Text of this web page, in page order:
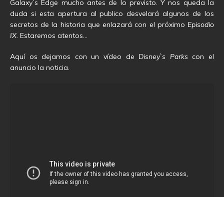
Galaxy`s Edge mucho antes de lo previsto. Y nos queda la
duda si esta apertura al publico desvelará algunos de los
secretos de la historia que enlazará con el próximo Episodio
IX. Estaremos atentos…
Aquí os dejamos con un vídeo de Disney`s Parks con el
anuncio la noticia.